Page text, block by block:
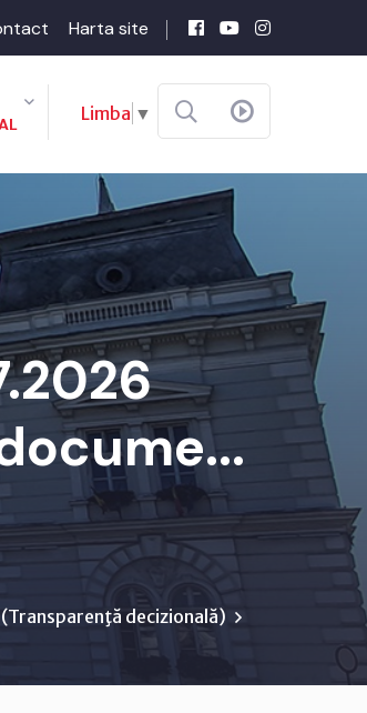
Harta site
Limba ▼
decizională)